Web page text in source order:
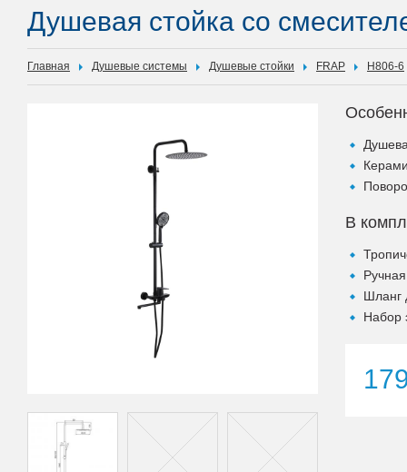
Душевая стойка со
Главная Душевые системы Душевые стойки FRAP H806-6
В
Шланг
Набор